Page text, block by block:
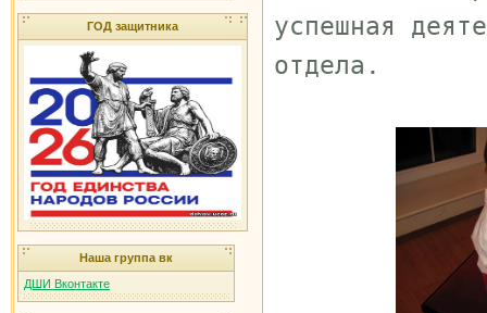
ГОД защитника
Наша группа вк
ДШИ Вконтакте
успешная
отдела.